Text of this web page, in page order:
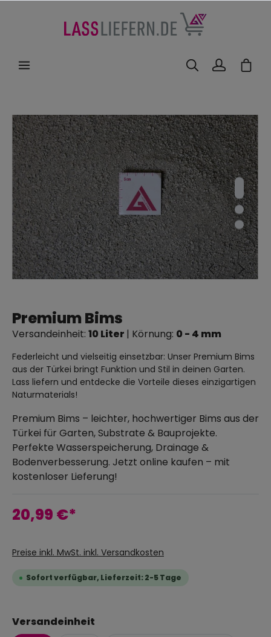
Premium Bims
Versandeinheit: 10 Liter | Körnung: 0 - 4 mm
Federleicht und vielseitig einsetzbar: Unser Premium Bims
aus der Türkei bringt Funktion und Stil in deinen Garten.
Lass liefern und entdecke die Vorteile dieses einzigartigen
Naturmaterials!
Premium Bims – leichter, hochwertiger Bims aus der
Türkei für Garten, Substrate & Bauprojekte.
Perfekte Wasserspeicherung, Drainage &
Bodenverbesserung. Jetzt online kaufen – mit
kostenloser Lieferung!
20,99 €*
Preise inkl. MwSt. inkl. Versandkosten
Sofort verfügbar, Lieferzeit: 2-5 Tage
Versandeinheit